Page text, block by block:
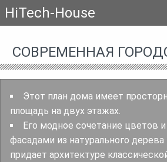
HiTech-House
СОВРЕМЕННАЯ
Этот план дома имеет
площадь на двух этажах.
Его модное сочетание цветов
фасадами из натурального дерева
придает архитектуре